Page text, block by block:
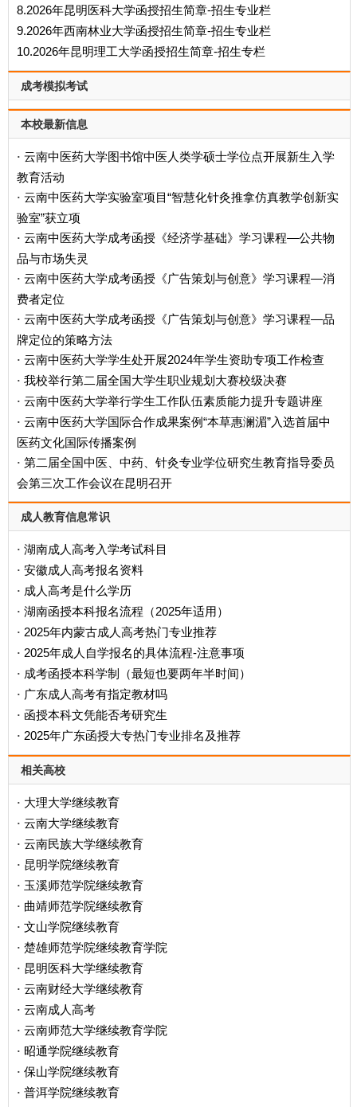
8.2026年昆明医科大学函授招生简章-招生专业栏
9.2026年西南林业大学函授招生简章-招生专业栏
10.2026年昆明理工大学函授招生简章-招生专栏
成考模拟考试
本校最新信息
· 云南中医药大学图书馆中医人类学硕士学位点开展新生入学
教育活动
· 云南中医药大学实验室项目“智慧化针灸推拿仿真教学创新实
验室”获立项
· 云南中医药大学成考函授《经济学基础》学习课程—公共物
品与市场失灵
· 云南中医药大学成考函授《广告策划与创意》学习课程—消
费者定位
· 云南中医药大学成考函授《广告策划与创意》学习课程—品
牌定位的策略方法
· 云南中医药大学学生处开展2024年学生资助专项工作检查
· 我校举行第二届全国大学生职业规划大赛校级决赛
· 云南中医药大学举行学生工作队伍素质能力提升专题讲座
· 云南中医药大学国际合作成果案例“本草惠澜湄”入选首届中
医药文化国际传播案例
· 第二届全国中医、中药、针灸专业学位研究生教育指导委员
会第三次工作会议在昆明召开
成人教育信息常识
· 湖南成人高考入学考试科目
· 安徽成人高考报名资料
· 成人高考是什么学历
· ‌湖南函授本科报名流程（2025年适用）‌
· 2025年内蒙古成人高考热门专业推荐
· 2025年成人自学报名的具体流程-注意事项
· 成考函授本科学制（最短也要两年半时间）
· 广东成人高考有指定教材吗
· 函授本科文凭能否考研究生
· 2025年广东函授大专热门专业排名及推荐
相关高校
· 大理大学继续教育
· 云南大学继续教育
· 云南民族大学继续教育
· 昆明学院继续教育
· 玉溪师范学院继续教育
· 曲靖师范学院继续教育
· 文山学院继续教育
· 楚雄师范学院继续教育学院
· 昆明医科大学继续教育
· 云南财经大学继续教育
· 云南成人高考
· 云南师范大学继续教育学院
· 昭通学院继续教育
· 保山学院继续教育
· 普洱学院继续教育